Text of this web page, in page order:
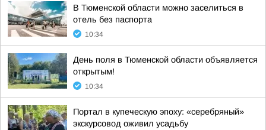
В Тюменской области можно заселиться в
отель без паспорта
10:34
День поля в Тюменской области объявляется
открытым!
10:34
Портал в купеческую эпоху: «серебряный»
экскурсовод оживил усадьбу